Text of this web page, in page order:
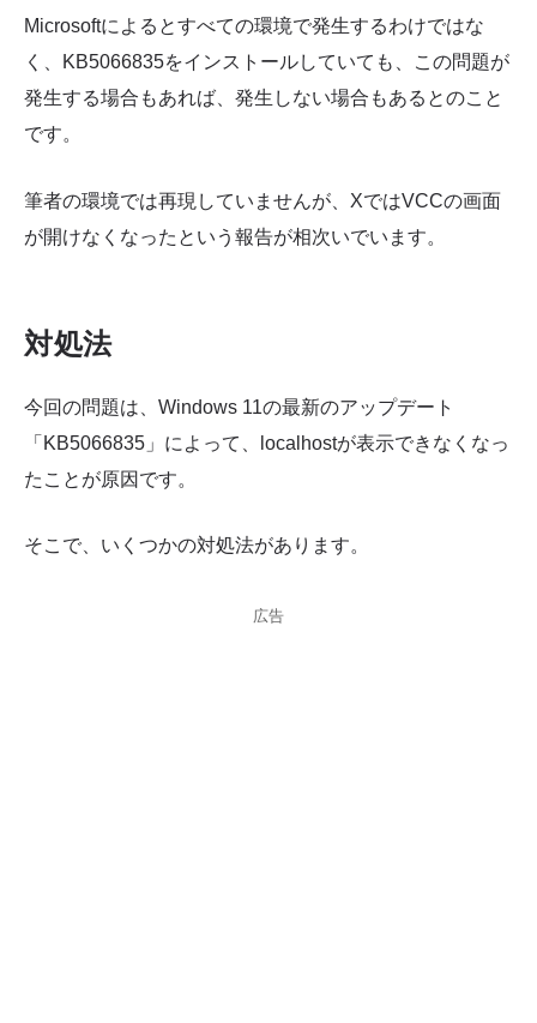
Microsoftによるとすべての環境で発生するわけではな
く、KB5066835をインストールしていても、この問題が
発生する場合もあれば、発生しない場合もあるとのこと
です。
筆者の環境では再現していませんが、XではVCCの画面
が開けなくなったという報告が相次いでいます。
対処法
今回の問題は、Windows 11の最新のアップデート
「KB5066835」によって、localhostが表示できなくなっ
たことが原因です。
そこで、いくつかの対処法があります。
広告